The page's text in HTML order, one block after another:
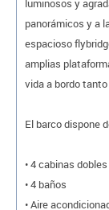
luminosos y
panorámicos y a
espacioso
amplias
vida a bordo
El barco dispone
• 4 cabinas
• 4 baños
• Aire